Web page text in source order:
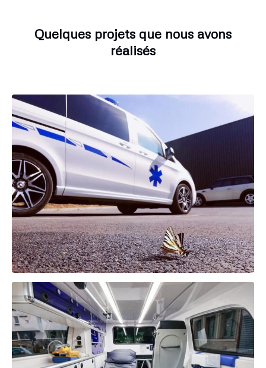
Quelques projets que nous avons
réalisés